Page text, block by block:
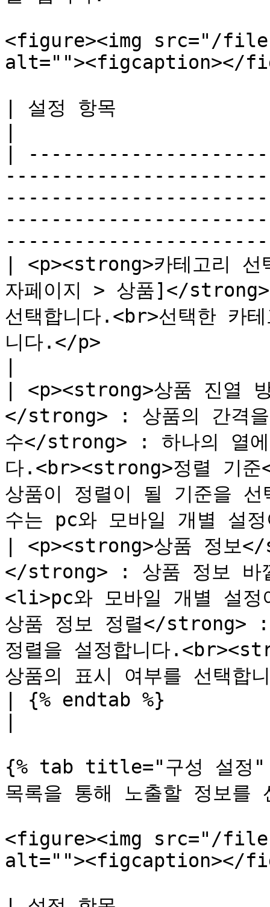
<figure><img src="/files/
alt=""><figcaption></
| 설정 항목
|
| <p><strong>카테고리
자페이지 > 상품]</strong>
선택합니다.<br>선택한 카
니다.</p>
| <p><strong>상품 진열
</strong> : 상품의 간격
수</strong> : 하나의 열에
다.<br><strong>정렬 기
상품이 정렬이 될 기준을
수는 pc와 모바일 개별
| <p><strong>상품 정보
</strong> : 상품 정보 바
<li>pc와 모바일 개별 설
상품 정보 정렬</strong>
정렬을 설정합니다
상품의 표시 여부를 선
| {% endtab %}
{% tab title="구성 설정"
목록을 통해 노출할 정보를
<figure><img src="/files/
alt=""><figcaption></